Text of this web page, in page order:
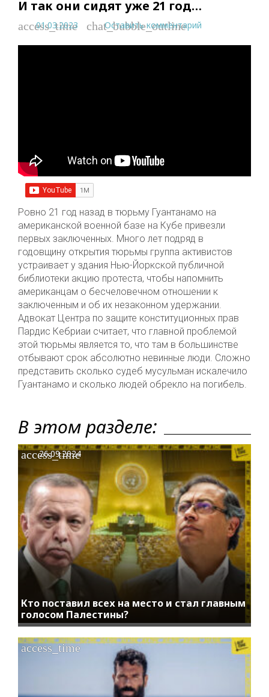
И так они сидят уже 21 год…
access_time
01.03.2023 chat_bubble_outline
Оставить комментарий
Ровно 21 год назад в тюрьму Гуантанамо на
американской военной базе на Кубе привезли
первых заключенных. Много лет подряд в
годовщину открытия тюрьмы группа активистов
устраивает у здания Нью-Йоркской публичной
библиотеки акцию протеста, чтобы напомнить
американцам о бесчеловечном отношении к
заключенным и об их незаконном удержании.
Адвокат Центра по защите конституционных прав
Пардис Кебриаи считает, что главной проблемой
этой тюрьмы является то, что там в большинстве
отбывают срок абсолютно невинные люди. Сложно
представить сколько судеб мусульман искалечило
Гуантанамо и сколько людей обрекло на погибель.
В этом разделе:
Кто поставил всех на место и стал главным
голосом Палестины?
access_time
26.09.2024
access_time